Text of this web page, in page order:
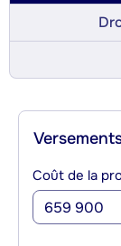
Coût de la